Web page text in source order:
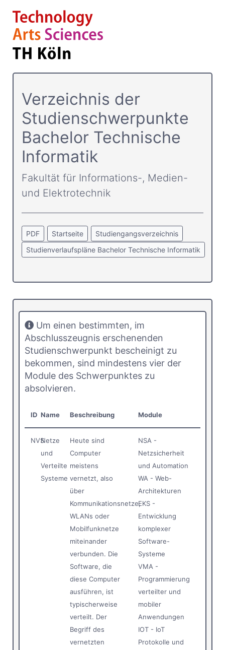
Verzeichnis der
Studienschwerpunkte
Bachelor Technische
Informatik
Fakultät für Informations-, Medien-
und Elektrotechnik
PDF Startseite
Studiengangsverzeichnis
Studienverlaufspläne Bachelor Technische Informatik
Um einen bestimmten, im
Abschlusszeugnis erschenenden
Studienschwerpunkt bescheinigt zu
bekommen, sind mindestens vier der
Module des Schwerpunktes zu
absolvieren.
ID Name Beschreibung Module
NVSNetze
und
Verteilte
Systeme
Heute sind
Computer
meistens
vernetzt, also
über
Kommunikationsnetze,
WLANs oder
Mobilfunknetze
miteinander
verbunden. Die
Software, die
diese Computer
ausführen, ist
typischerweise
verteilt. Der
Begriff des
vernetzten
NSA -
Netzsicherheit
und Automation
WA - Web-
Architekturen
EKS -
Entwicklung
komplexer
Software-
Systeme
VMA -
Programmierung
verteilter und
mobiler
Anwendungen
IOT - IoT
Protokolle und